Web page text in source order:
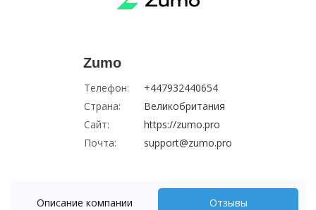
Zumo
Телефон:
+447932440654
Страна:
Великобритания
Сайт:
https://zumo.pro
Почта:
support@zumo.pro
Описание компании Отзывы